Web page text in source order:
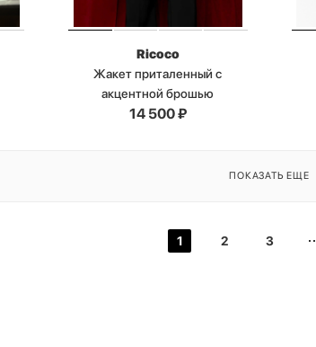
Ricoco
Жакет приталенный с
акцентной брошью
14 500₽
ПОКАЗАТЬ ЕЩЕ
1 2 3